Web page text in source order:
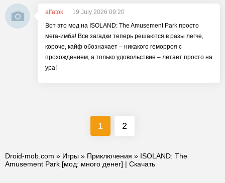
alfatok
19 July 2026 09:20
Вот это мод на ISOLAND: The Amusement Park просто
мега-имба! Все загадки теперь решаются в разы легче,
короче, кайф обозначает – никакого геморроя с
прохождением, а только удовольствие – летает просто на
ура!
1 2
Droid-mob.com » Игры » Приключения » ISOLAND: The
Amusement Park [мод: много денег] | Скачать